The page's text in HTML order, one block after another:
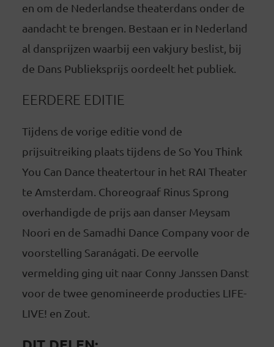
en om de Nederlandse theaterdans onder de
aandacht te brengen. Bestaan er in Nederland
al dansprijzen waarbij een vakjury beslist, bij
de Dans Publieksprijs oordeelt het publiek.
EERDERE EDITIE
Tijdens de vorige editie vond de
prijsuitreiking plaats tijdens de So You Think
You Can Dance theatertour in het RAI Theater
te Amsterdam. Choreograaf Rinus Sprong
overhandigde de prijs aan danser Meysam
Noori en de Samadhi Dance Company voor de
voorstelling Saranágati. De eervolle
vermelding ging uit naar Conny Janssen Danst
voor de twee genomineerde producties LIFE-
LIVE! en Zout.